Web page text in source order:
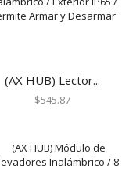
(AX HUB) Lector...
$545.87